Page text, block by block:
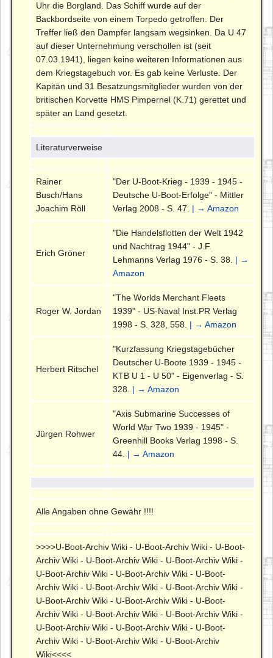
Uhr die Borgland. Das Schiff wurde auf der
Backbordseite von einem Torpedo getroffen. Der
Treffer ließ den Dampfer langsam wegsinken. Da U 47
auf dieser Unternehmung verschollen ist (seit
07.03.1941), liegen keine weiteren Informationen aus
dem Kriegstagebuch vor. Es gab keine Verluste. Der
Kapitän und 31 Besatzungsmitglieder wurden von der
britischen Korvette HMS Pimpernel (K.71) gerettet und
später an Land gesetzt.
Literaturverweise
Rainer
Busch/Hans
Joachim Röll
"Der U-Boot-Krieg - 1939 - 1945 -
Deutsche U-Boot-Erfolge" - Mittler
Verlag 2008 - S. 47. | → Amazon
Erich Gröner
"Die Handelsflotten der Welt 1942
und Nachtrag 1944" - J.F.
Lehmanns Verlag 1976 - S. 38. | →
Amazon
Roger W. Jordan
"The Worlds Merchant Fleets
1939" - US-Naval Inst.PR Verlag
1998 - S. 328, 558. | → Amazon
Herbert Ritschel
"Kurzfassung Kriegstagebücher
Deutscher U-Boote 1939 - 1945 -
KTB U 1 - U 50" - Eigenverlag - S.
328. | → Amazon
Jürgen Rohwer
"Axis Submarine Successes of
World War Two 1939 - 1945" -
Greenhill Books Verlag 1998 - S.
44. | → Amazon
Alle Angaben ohne Gewähr !!!!
>>>>U-Boot-Archiv Wiki - U-Boot-Archiv Wiki - U-Boot-
Archiv Wiki - U-Boot-Archiv Wiki - U-Boot-Archiv Wiki -
U-Boot-Archiv Wiki - U-Boot-Archiv Wiki - U-Boot-
Archiv Wiki - U-Boot-Archiv Wiki - U-Boot-Archiv Wiki -
U-Boot-Archiv Wiki - U-Boot-Archiv Wiki - U-Boot-
Archiv Wiki - U-Boot-Archiv Wiki - U-Boot-Archiv Wiki -
U-Boot-Archiv Wiki - U-Boot-Archiv Wiki - U-Boot-
Archiv Wiki - U-Boot-Archiv Wiki - U-Boot-Archiv
Wiki<<<<